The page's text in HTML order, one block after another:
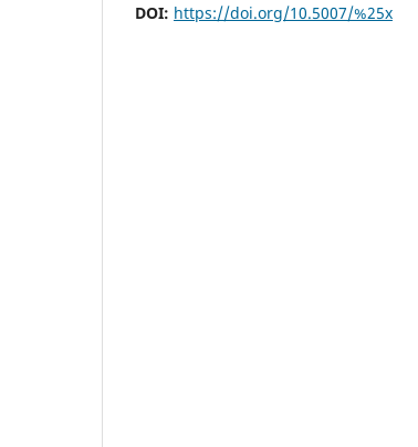
DOI: https://doi.org/10.5007/%25x